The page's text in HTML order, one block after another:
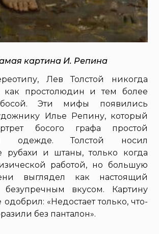
картина И. Репина
Лев Толстой никогда
как простолюдин и тем более
Эти мифы появились
Илье Репину, который
босого графа простой
одежде. Толстой носил
рубахи и штаны, только когда
работой, но большую
выглядел как настоящий
вкусом. Картину
«Не­до­ста­ет толь­ко, что­
без пан­та­лон».